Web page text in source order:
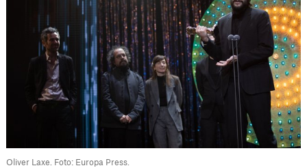
Oliver Laxe. Foto: Europa Press.